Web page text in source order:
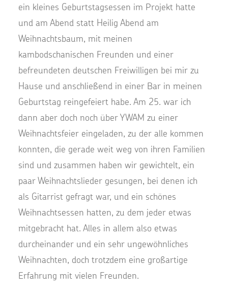
ein kleines Geburtstagsessen im Projekt hatte
und am Abend statt Heilig Abend am
Weihnachtsbaum, mit meinen
kambodschanischen Freunden und einer
befreundeten deutschen Freiwilligen bei mir zu
Hause und anschließend in einer Bar in meinen
Geburtstag reingefeiert habe. Am 25. war ich
dann aber doch noch über YWAM zu einer
Weihnachtsfeier eingeladen, zu der alle kommen
konnten, die gerade weit weg von ihren Familien
sind und zusammen haben wir gewichtelt, ein
paar Weihnachtslieder gesungen, bei denen ich
als Gitarrist gefragt war, und ein schönes
Weihnachtsessen hatten, zu dem jeder etwas
mitgebracht hat. Alles in allem also etwas
durcheinander und ein sehr ungewöhnliches
Weihnachten, doch trotzdem eine großartige
Erfahrung mit vielen Freunden.